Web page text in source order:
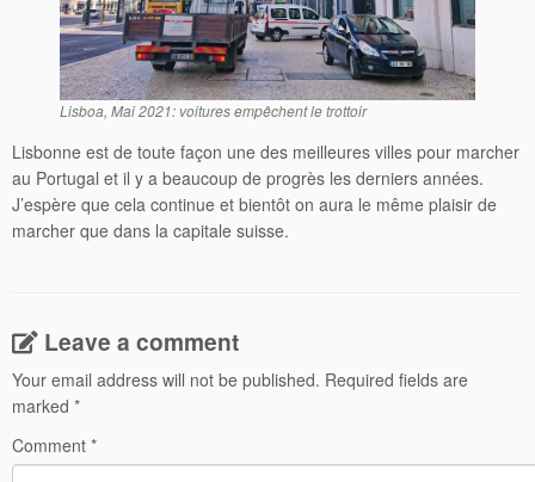
Lisboa, Mai 2021: voitures empêchent le trottoir
Lisbonne est de toute façon une des meilleures villes pour marcher
au Portugal et il y a beaucoup de progrès les derniers années.
J’espère que cela continue et bientôt on aura le même plaisir de
marcher que dans la capitale suisse.
Leave a comment
Your email address will not be published. Required fields are
marked *
Comment *